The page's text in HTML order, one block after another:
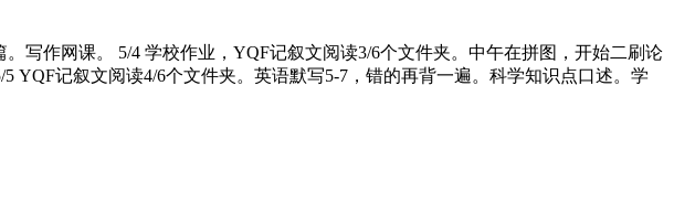
写作网课。 5/4 学校作业，YQF记叙文阅读3/6个文件夹。中午在拼图，开始二刷论
记叙文阅读4/6个文件夹。英语默写5-7，错的再背一遍。科学知识点口述。学